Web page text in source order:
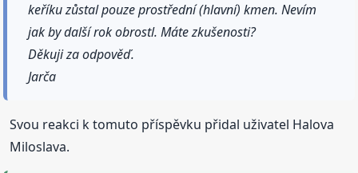
keříku zůstal pouze prostřední (hlavní) kmen. Nevím
jak by další rok obrostl. Máte zkušenosti?
Děkuji za odpověď.
Jarča
Svou reakci k tomuto příspěvku přidal uživatel Halova
Miloslava.